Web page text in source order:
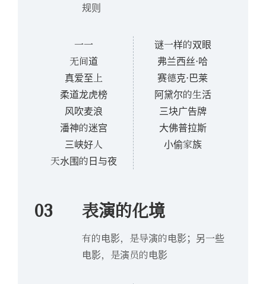
规则
一一
无间道
真爱至上
柔道龙虎榜
风吹麦浪
潘神的迷宫
三峡好人
天水围的日与夜
谜一样的双眼
弗兰西丝·哈
赛德克·巴莱
阿黛尔的生活
三块广告牌
大佛普拉斯
小偷家族
03 表演的化境
有的电影，是导演的电影；另一些
电影，是演员的电影